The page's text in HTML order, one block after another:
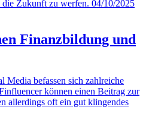
Zukunft zu werfen. 04/10/2025
Finanzbildung und
Media befassen sich zahlreiche
können einen Beitrag zur
allerdings oft ein gut klingendes